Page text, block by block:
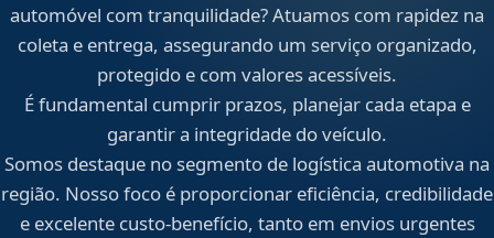
automóvel com tranquilidade? Atuamos com rapidez na
coleta e entrega, assegurando um serviço organizado,
protegido e com valores acessíveis.
É fundamental cumprir prazos, planejar cada etapa e
garantir a integridade do veículo.
Somos destaque no segmento de logística automotiva na
região. Nosso foco é proporcionar eficiência, credibilidade
e excelente custo-benefício, tanto em envios urgentes